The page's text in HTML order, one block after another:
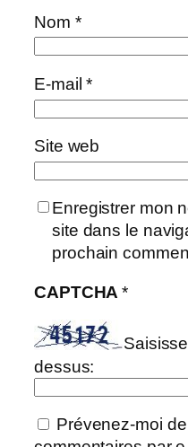
Nom *
E-mail*
Site web
Enregistrer mon
site dans le
prochain
CAPTCHA*
dessus:
Prévenez-moi